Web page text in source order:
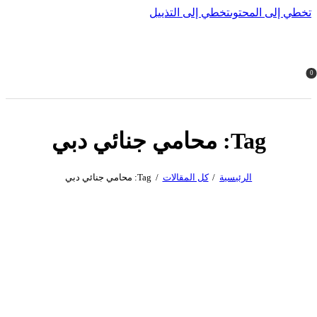
تخطي إلى المحتوىتخطي إلى التذييل
0
Tag: محامي جنائي دبي
الرئيسية كل المقالات Tag: محامي جنائي دبي